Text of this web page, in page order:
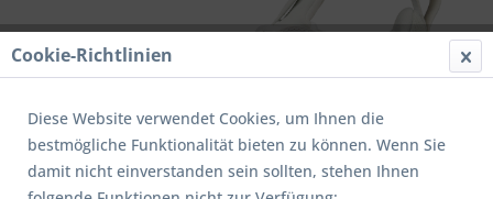
Cookie-Richtlinien
Diese Website verwendet Cookies, um Ihnen die
bestmögliche Funktionalität bieten zu können. Wenn Sie
damit nicht einverstanden sein sollten, stehen Ihnen